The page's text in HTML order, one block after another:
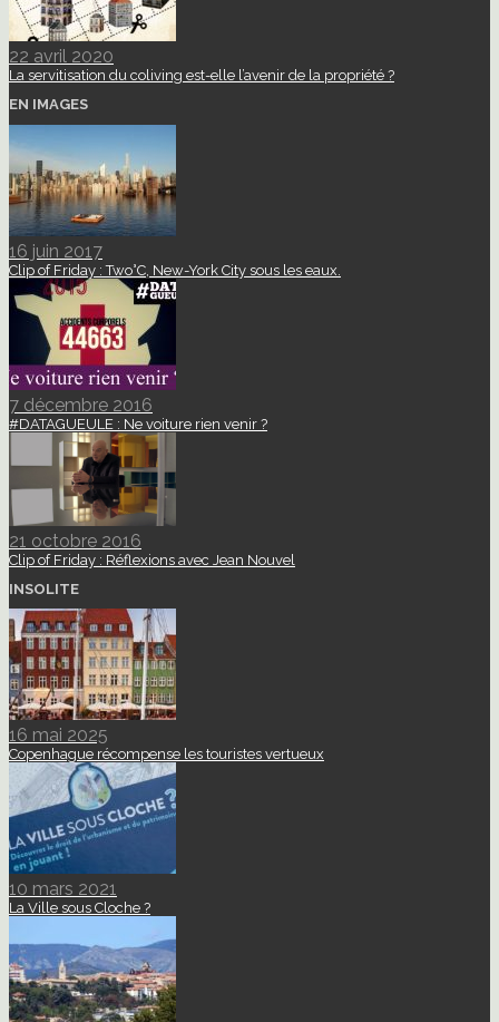
22 avril 2020
La servitisation du coliving est-elle l’avenir de la propriété ?
EN IMAGES
16 juin 2017
Clip of Friday : Two°C, New-York City sous les eaux.
7 décembre 2016
#DATAGUEULE : Ne voiture rien venir ?
21 octobre 2016
Clip of Friday : Réflexions avec Jean Nouvel
INSOLITE
16 mai 2025
Copenhague récompense les touristes vertueux
10 mars 2021
La Ville sous Cloche ?